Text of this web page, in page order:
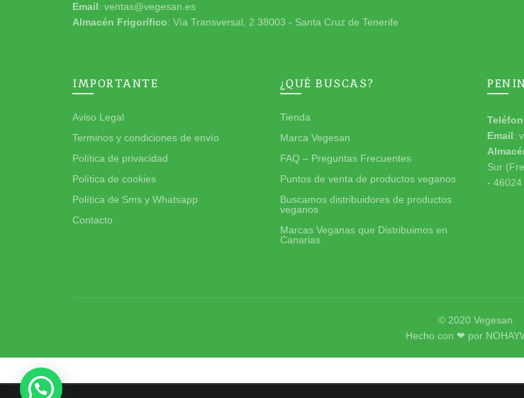
Email: ventas@vegesan.es
Almacén Frigorífico: Vía Transversal, 2 38003 - Santa Cruz de Tenerife
IMPORTANTE
Aviso Legal
Terminos y condiciones de envío
Política de privacidad
Política de cookies
Política de Sms y Whatsapp
Contacto
¿QUÉ BUSCAS?
Tienda
Marca Vegesan
FAQ – Preguntas Frecuentes
Puntos de venta de productos veganos
Buscamos distribuidores de productos
veganos
Marcas Veganas que Distribuimos en
Canarias
Email:
Sur
- 46024
© 2020 Vegesan.
Hecho con ❤ por